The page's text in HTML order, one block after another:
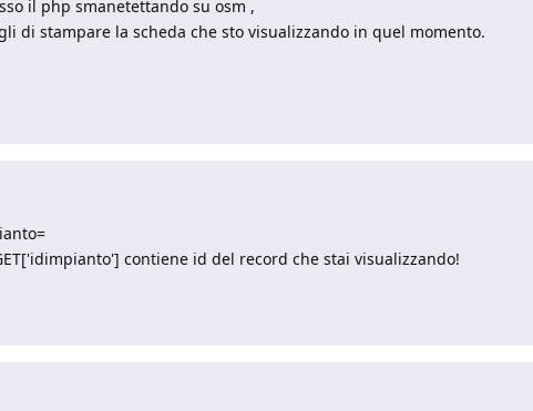
il php smanetettando su osm ,
di stampare la scheda che sto visualizzando in quel momento.
contiene id del record che stai visualizzando!